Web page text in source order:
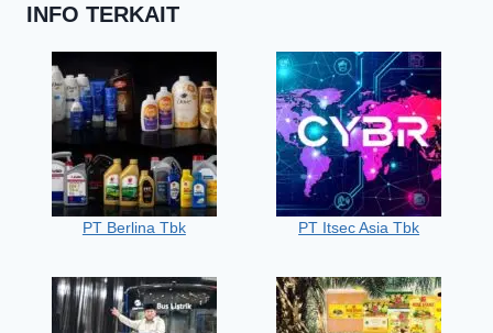
INFO TERKAIT
PT Berlina Tbk PT Itsec Asia Tbk